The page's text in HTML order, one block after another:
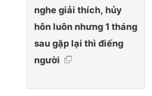
nghe giải thích, hủy
hôn luôn nhưng 1 tháng
sau gặp lại thì điếng
người